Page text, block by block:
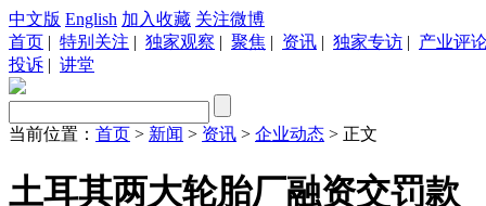
中文版 English 加入收藏 关注微博
首页 | 特别关注 | 独家观察 | 聚焦 | 资讯 | 独家专访 | 产业评
投诉 | 讲堂
当前位置： 首页 > 新闻 > 资讯 > 企业动态 > 正文
土耳其两大轮胎厂融资交罚款